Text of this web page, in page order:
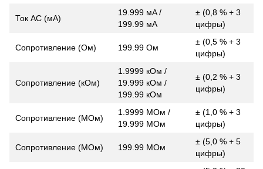
Ток AC (мА)
19.999 мA /
199.99 мA
± (0,8 % + 3
цифры)
Сопротивление (Ом) 199.99 Ом
± (0,5 % + 3
цифры)
Сопротивление (кОм)
1.9999 кОм /
19.999 кОм /
199.99 кОм
± (0,2 % + 3
цифры)
Сопротивление (МОм)
1.9999 МОм /
19.999 МОм
± (1,0 % + 3
цифры)
Сопротивление (МОм) 199.99 МОм
± (5,0 % + 5
цифры)